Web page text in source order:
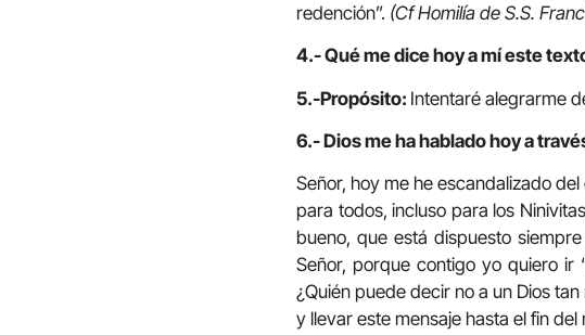
redención”. (Cf Homilía de S.S.
4.- Qué me dice hoy a mí este
5.-Propósito: Intentaré alegrarme
6.- Dios me ha hablado hoy a
Señor, hoy me he escandalizado
para todos, incluso para los
bueno, que está dispuesto
Señor, porque contigo yo quiero ir
¿Quién puede decir no a un Dios
y llevar este mensaje hasta el fin del